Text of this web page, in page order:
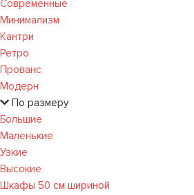
Современные
Минимализм
Кантри
Ретро
Прованс
Модерн
По размеру
Большие
Маленькие
Узкие
Высокие
Шкафы 50 см шириной